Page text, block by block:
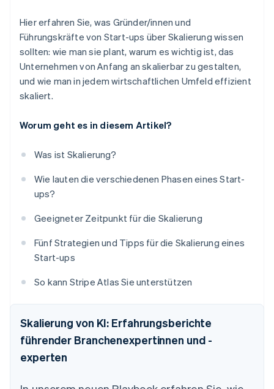
Hier erfahren Sie, was Gründer/innen und
Führungskräfte von Start-ups über Skalierung wissen
sollten: wie man sie plant, warum es wichtig ist, das
Unternehmen von Anfang an skalierbar zu gestalten,
und wie man in jedem wirtschaftlichen Umfeld effizient
skaliert.
Worum geht es in diesem Artikel?
Was ist Skalierung?
Wie lauten die verschiedenen Phasen eines Start-
ups?
Geeigneter Zeitpunkt für die Skalierung
Fünf Strategien und Tipps für die Skalierung eines
Start-ups
So kann Stripe Atlas Sie unterstützen
Skalierung von KI: Erfahrungsberichte
führender Branchenexpertinnen und -
experten